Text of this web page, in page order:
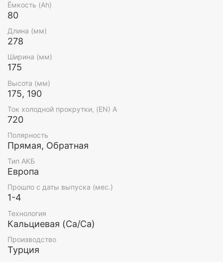
Ёмкость (Ah)
80
Длина (мм)
278
Ширина (мм)
175
Высота (мм)
175, 190
Ток холодной прокрутки, (EN) А
720
Полярность
Прямая, Обратная
Тип АКБ
Европа
Прошло с даты выпуска (мес.)
1-4
Технология
Кальциевая (Ca/Ca)
Производство
Турция